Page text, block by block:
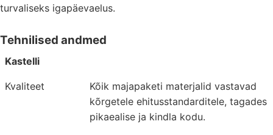
turvaliseks igapäevaelus.
Tehnilised andmed
Kastelli
Kvaliteet
Kõik majapaketi materjalid vastavad
kõrgetele ehitusstandarditele, tagades
pikaealise ja kindla kodu.